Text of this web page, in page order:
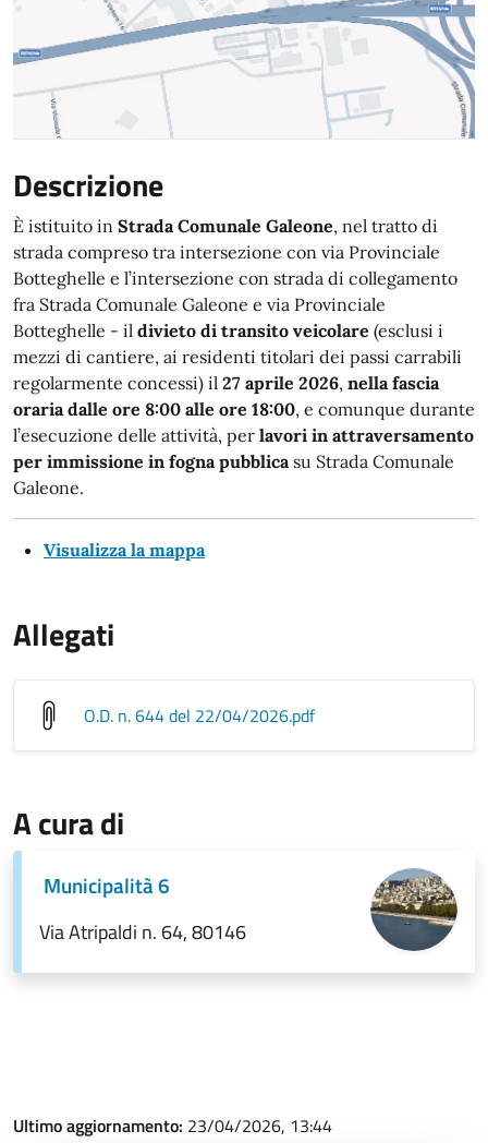
Descrizione
È istituito in Strada Comunale Galeone, nel tratto di
strada compreso tra intersezione con via Provinciale
Botteghelle e l’intersezione con strada di collegamento
fra Strada Comunale Galeone e via Provinciale
Botteghelle - il divieto di transito veicolare (esclusi i
mezzi di cantiere, ai residenti titolari dei passi carrabili
regolarmente concessi) il 27 aprile 2026, nella fascia
oraria dalle ore 8:00 alle ore 18:00, e comunque durante
l’esecuzione delle attività, per lavori in attraversamento
per immissione in fogna pubblica su Strada Comunale
Galeone.
Visualizza la mappa
Allegati
O.D. n. 644 del 22/04/2026.pdf
A cura di
Municipalità 6
Via Atripaldi n. 64, 80146
Ultimo aggiornamento: 23/04/2026, 13:44